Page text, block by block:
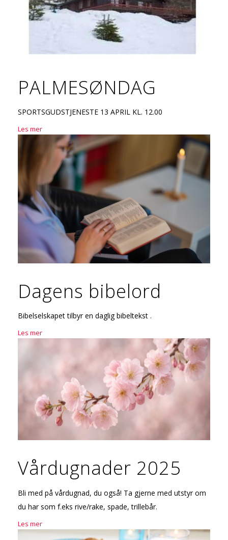
PALMESØNDAG
SPORTSGUDSTJENESTE 13 APRIL KL. 12.00
Les mer
Dagens bibelord
Bibelselskapet tilbyr en daglig bibeltekst .
Les mer
Vårdugnader 2025
Bli med på vårdugnad, du også! Ta gjerne med utstyr om
du har som f.eks rive/rake, spade, trillebår.
Les mer